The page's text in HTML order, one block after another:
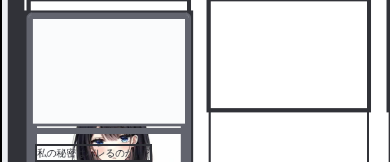
私の秘密はバレるのか…?